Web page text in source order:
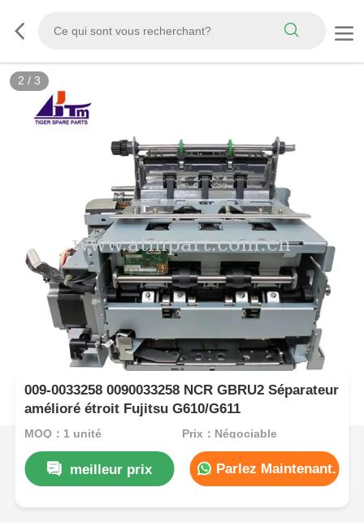
2 / 3
009-0033258 0090033258 NCR GBRU2 Séparateur
amélioré étroit Fujitsu G610/G611
MOQ：1 unité Prix：Négociable
meilleur prix Parlez Maintenant.